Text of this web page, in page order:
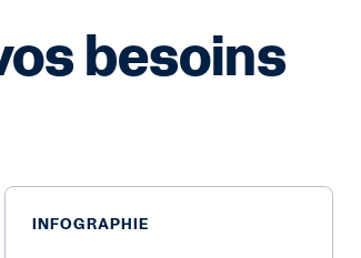
besoins
INFOGRAPHIE